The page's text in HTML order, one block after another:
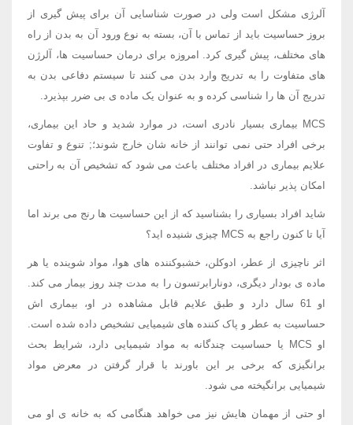
آلرژی مشکل است ولی در صورت شناسایی آن برای پیش گیری از
بروز حساسیت باید از تماس با آن، بسته به نوع ورود آن به بدن از راه
های مختلف، پیش گیری کرد. امروزه برای درمان حساسیت ها، آلرژن
های متفاوت را به تدریج وارد بدن می کنند تا سیستم دفاعی بدن به
تدریج آن ها را شناسی کرده و به عنوان یک ماده ی بی ضرر بپذیرد.
MCS بیماری بسیار نادری است، در موارد شدید و حاد این بیماری،
برخی افراد حتی نمی توانند از خانه شان خارج شوند؛; تنوع و تفاوت
علایم بیماری در افراد مختلف باعث می شود که تشخیص آن به راحتی
امکان پذیر نباشد.
شاید افراد بسیاری را بشناسید که از این حساسیت ها رنج می برند اما
آیا تا کنون راجع به MCS چیزی شنیده اید؟
اثر ناچیزی از عطر، ادوکلن، خشبوکننده های هوا، مواد شوینده یا هر
ماده ی بودار دیگری، دونارابرتسون را به مدت چند روز بیمار می کند.
او 61 سال دارد و طبق علایم قابل مشاهده در او، بیماری اش
حساسیت به عطر و پاک کننده های شیمیایی تشخیص داده شده است.
او MCS یا حساسیت چندگانه به مواد شیمیایی دارد، شرایط بحث
برانگیزی که برخی بر این باورند با قرار گرفتن در معرض مواد
شیمیایی برانگیخته می شود.
او حتی از مهمان هایش نیز می خواهد هنگامی که به خانه ی او می